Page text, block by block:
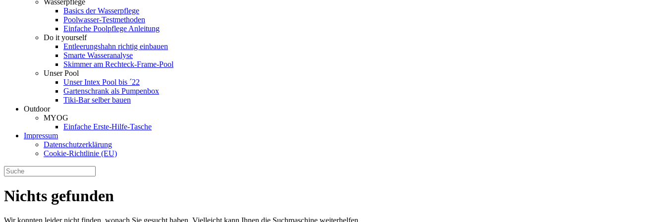
Wasserpflege
Basics der Wasserpflege
Poolwasser-Testmethoden
Einfache Poolpflege Anleitung
Do it yourself
Ent­leerungs­hahn richtig einbauen
Smarte Wasseranalyse
Skimmer am Rechteck-Frame-Pool
Unser Pool
Unser Intex Pool bis ´22
Gartenschrank als Pumpenbox
Tiki-Bar selber bauen
Outdoor
MYOG
Einfache Erste-Hilfe-Tasche
Impressum
Datenschutzerklärung
Cookie-Richtlinie (EU)
Nichts gefunden
Wir konnten leider nicht finden, wonach Sie gesucht haben. Vielleicht kann Ihnen die Suchmaschine weiterhelfen.